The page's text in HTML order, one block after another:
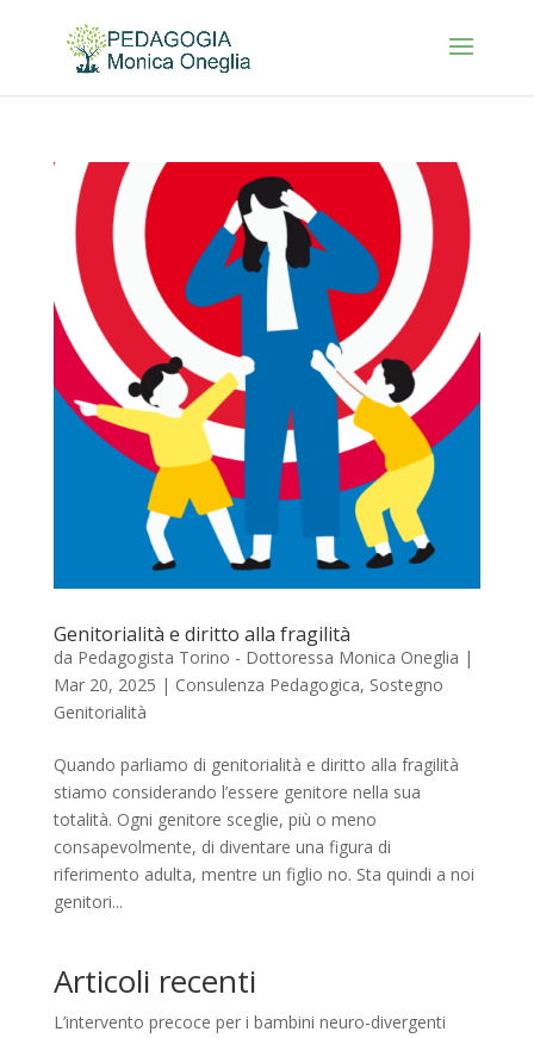
Genitorialità e diritto alla fragilità
da Pedagogista Torino - Dottoressa Monica Oneglia |
Mar 20, 2025 | Consulenza Pedagogica, Sostegno
Genitorialità
Quando parliamo di genitorialità e diritto alla fragilità
stiamo considerando l’essere genitore nella sua
totalità. Ogni genitore sceglie, più o meno
consapevolmente, di diventare una figura di
riferimento adulta, mentre un figlio no. Sta quindi a noi
genitori...
Articoli recenti
L’intervento precoce per i bambini neuro-divergenti